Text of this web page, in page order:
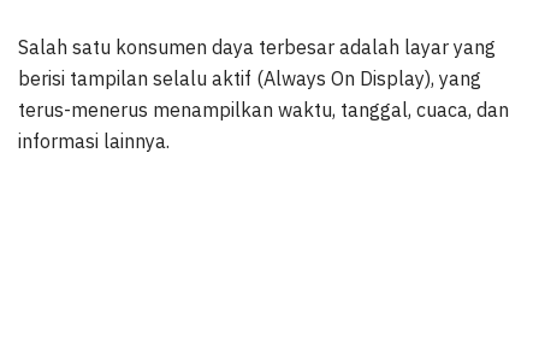
Salah satu konsumen daya terbesar adalah layar yang
berisi tampilan selalu aktif (Always On Display), yang
terus-menerus menampilkan waktu, tanggal, cuaca, dan
informasi lainnya.